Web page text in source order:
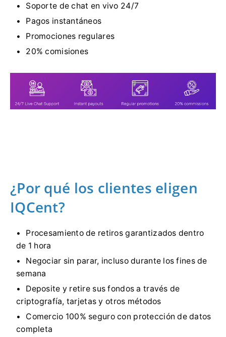
Soporte de chat en vivo 24/7
Pagos instantáneos
Promociones regulares
20% comisiones
¿Por qué los clientes eligen
IQCent?
Procesamiento de retiros garantizados dentro
de 1 hora
Negociar sin parar, incluso durante los fines de
semana
Deposite y retire sus fondos a través de
criptografía, tarjetas y otros métodos
Comercio 100% seguro con protección de datos
completa